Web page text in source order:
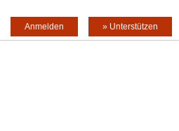
» Unterstützen
Anmelden